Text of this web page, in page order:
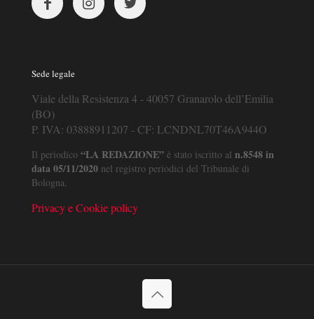
Sede legale
Viale della Resistenza 4 - 40057 Granarolo dell’Emilia
(BO)
P. IVA: 03888911207 - CF: LCNDNL70T46A944O
Il periodico “LA REDAZIONE” è stato iscritto al n.8548 in
data 05/11/2020 nel registro periodici del Tribunale di
Bologna.
Privacy e Cookie policy